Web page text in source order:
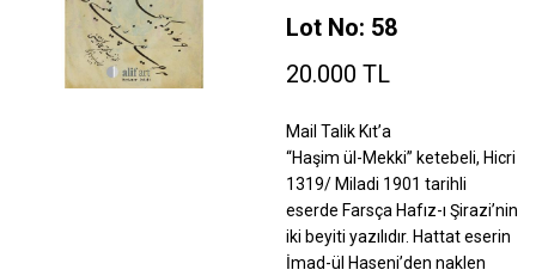
Lot No: 58
20.000 TL
Mail Talik Kıt’a
“Haşim ül-Mekki” ketebeli, Hicri
1319/ Miladi 1901 tarihli
eserde Farsça Hafız-ı Şirazi’nin
iki beyiti yazılıdır. Hattat eserin
İmad-ül Haseni’den naklen